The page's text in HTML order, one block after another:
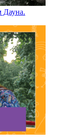
Дауна.